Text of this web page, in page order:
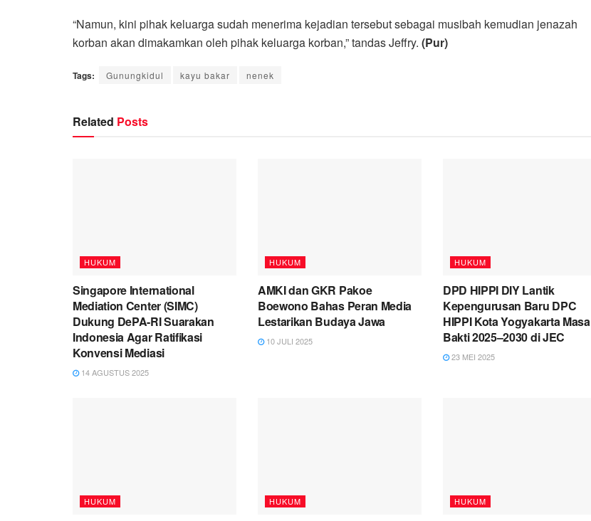
“Namun, kini pihak keluarga sudah menerima kejadian tersebut sebagai musibah kemudian jenazah
korban akan dimakamkan oleh pihak keluarga korban,” tandas Jeffry. (Pur)
Tags: Gunungkidul kayu bakar nenek
Related Posts
HUKUM
Singapore International
Mediation Center (SIMC)
Dukung DePA-RI Suarakan
Indonesia Agar Ratifikasi
Konvensi Mediasi
14 AGUSTUS 2025
HUKUM
AMKI dan GKR Pakoe
Boewono Bahas Peran Media
Lestarikan Budaya Jawa
10 JULI 2025
HUKUM
DPD HIPPI DIY Lantik
Kepengurusan Baru DPC
HIPPI Kota Yogyakarta Masa
Bakti 2025–2030 di JEC
23 MEI 2025
HUKUM HUKUM HUKUM